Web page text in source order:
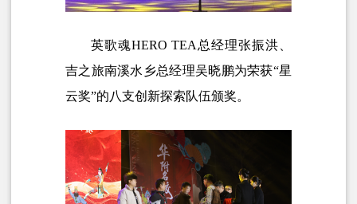
英歌魂HERO TEA总经理张振洪、
吉之旅南溪水乡总经理吴晓鹏为荣获“星
云奖”的八支创新探索队伍颁奖。